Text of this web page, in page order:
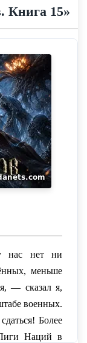
Книга 15»
нас нет ни
меньше
— сказал я,
военных.
Более
Лиги Наций в